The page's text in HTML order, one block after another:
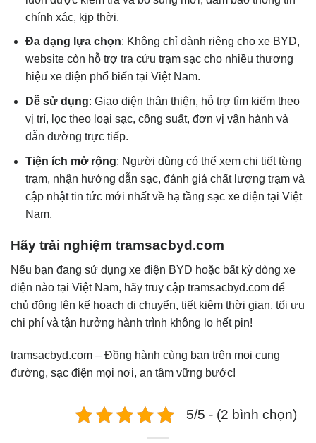
chính xác, kịp thời.
Đa dạng lựa chọn: Không chỉ dành riêng cho xe BYD,
website còn hỗ trợ tra cứu trạm sạc cho nhiều thương
hiệu xe điện phổ biến tại Việt Nam.
Dễ sử dụng: Giao diện thân thiện, hỗ trợ tìm kiếm theo
vị trí, lọc theo loại sạc, công suất, đơn vị vận hành và
dẫn đường trực tiếp.
Tiện ích mở rộng: Người dùng có thể xem chi tiết từng
trạm, nhận hướng dẫn sạc, đánh giá chất lượng trạm và
cập nhật tin tức mới nhất về hạ tầng sạc xe điện tại Việt
Nam.
Hãy trải nghiệm tramsacbyd.com
Nếu bạn đang sử dụng xe điện BYD hoặc bất kỳ dòng xe
điện nào tại Việt Nam, hãy truy cập tramsacbyd.com để
chủ động lên kế hoạch di chuyển, tiết kiệm thời gian, tối ưu
chi phí và tận hưởng hành trình không lo hết pin!
tramsacbyd.com – Đồng hành cùng bạn trên mọi cung
đường, sạc điện mọi nơi, an tâm vững bước!
5/5 - (2 bình chọn)